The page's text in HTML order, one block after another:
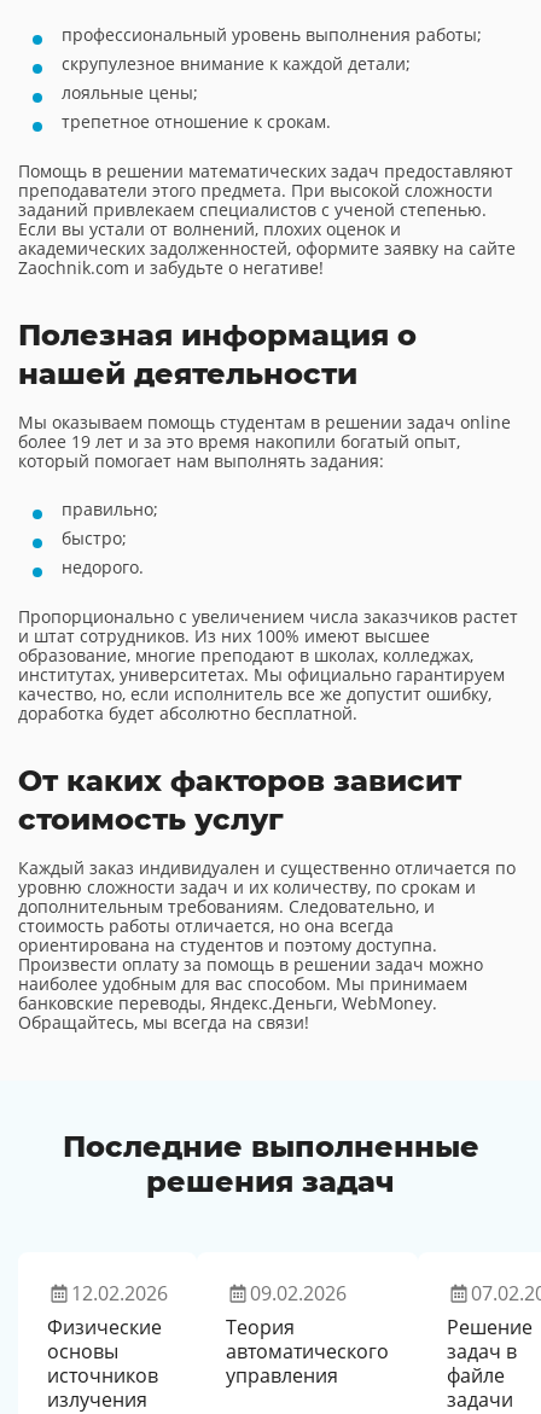
профессиональный уровень выполнения работы;
скрупулезное внимание к каждой детали;
лояльные цены;
трепетное отношение к срокам.
Помощь в решении математических задач предоставляют
преподаватели этого предмета. При высокой сложности
заданий привлекаем специалистов с ученой степенью.
Если вы устали от волнений, плохих оценок и
академических задолженностей, оформите заявку на сайте
Zaochnik.com и забудьте о негативе!
Полезная информация о
нашей деятельности
Мы оказываем помощь студентам в решении задач online
более 19 лет и за это время накопили богатый опыт,
который помогает нам выполнять задания:
правильно;
быстро;
недорого.
Пропорционально с увеличением числа заказчиков растет
и штат сотрудников. Из них 100% имеют высшее
образование, многие преподают в школах, колледжах,
институтах, университетах. Мы официально гарантируем
качество, но, если исполнитель все же допустит ошибку,
доработка будет абсолютно бесплатной.
От каких факторов зависит
стоимость услуг
Каждый заказ индивидуален и существенно отличается по
уровню сложности задач и их количеству, по срокам и
дополнительным требованиям. Следовательно, и
стоимость работы отличается, но она всегда
ориентирована на студентов и поэтому доступна.
Произвести оплату за помощь в решении задач можно
наиболее удобным для вас способом. Мы принимаем
банковские переводы, Яндекс.Деньги, WebMoney.
Обращайтесь, мы всегда на связи!
Последние выполненные
решения задач
12.02.2026
Физические
основы
источников
излучения
09.02.2026
Теория
автоматического
управления
Решение
задач в
файле
задачи